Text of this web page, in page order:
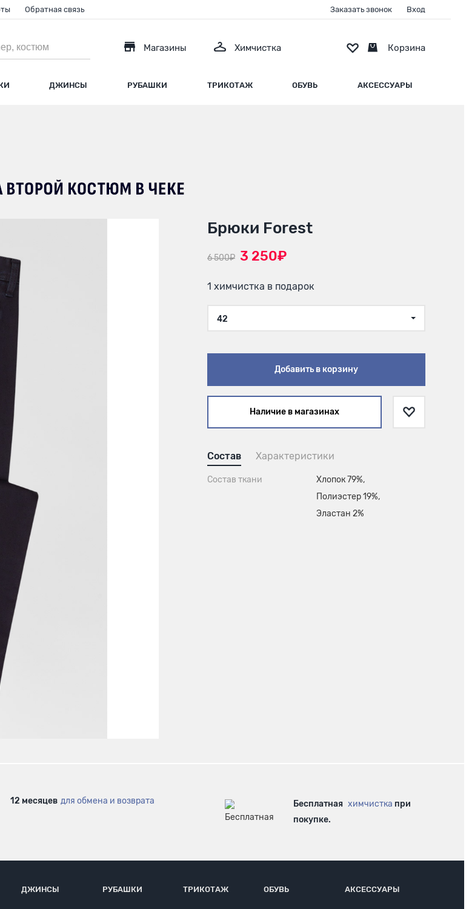
ДЖИНСЫ РУБАШКИ ТРИКОТАЖ ОБУВЬ АКСЕССУАРЫ
Магазины Химчистка
Обратная связь Заказать звонок Вход
Корзина
Брюки Forest
6 500₽ 3 250₽
1 химчистка в подарок
42
Добавить в корзину
Наличие в магазинах
Состав Характеристики
Состав ткани
Хлопок 79%,
Полиэстер 19%,
Эластан 2%
12 месяцев для обмена и возврата Бесплатная химчистка при
покупке.
ДЖИНСЫ РУБАШКИ ТРИКОТАЖ ОБУВЬ АКСЕССУАРЫ